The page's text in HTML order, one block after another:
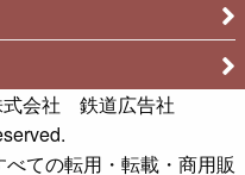
式会社 鉄道広告社
ての転用・転載・商用販